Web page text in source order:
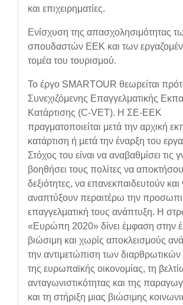
και επιχειρηματίες.
Ενίσχυση της απασχολησιμότητας
σπουδαστών ΕΕΚ και των
τομέα του τουρισμού.
Το έργο SMARTOUR θεωρείται
Συνεχιζόμενης Επαγγελματικής
Κατάρτισης (C-VET). Η ΣΕ-ΕΕΚ
πραγματοποιείται μετά την αρχική
κατάρτιση ή μετά την έναρξη του
Στόχος του είναι να αναβαθμίσει τις
βοηθήσει τους πολίτες να
δεξιότητες, να επανεκπαιδευτούν και
αναπτύξουν περαιτέρω την
επαγγελματική τους ανάπτυξη. Η
«Ευρώπη 2020» δίνει έμφαση στην
βιώσιμη και χωρίς αποκλεισμούς
την αντιμετώπιση των
της ευρωπαϊκής οικονομίας, τη
ανταγωνιστικότητας και της
και τη στήριξη μιας βιώσιμης